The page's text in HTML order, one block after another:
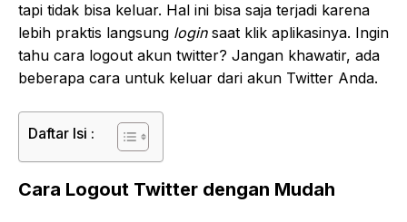
tapi tidak bisa keluar. Hal ini bisa saja terjadi karena
lebih praktis langsung loginsaat klik aplikasinya. Ingin
tahu cara logout akun twitter? Jangan khawatir, ada
beberapa cara untuk keluar dari akun Twitter Anda.
Daftar Isi :
Cara Logout Twitter dengan Mudah